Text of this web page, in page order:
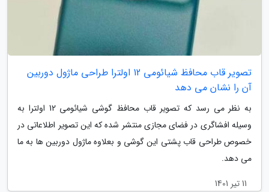
تصویر قاب محافظ شیائومی 12 اولترا طراحی ماژول دوربین
آن را نشان می دهد
به نظر می رسد که تصویر قاب محافظ گوشی شیائومی 12 اولترا به
وسیله افشاگری در فضای مجازی منتشر شده که این تصویر اطلاعاتی در
خصوص طراحی قاب پشتی این گوشی و بعلاوه ماژول دوربین ها به ما
می دهد.
11 تیر 1401